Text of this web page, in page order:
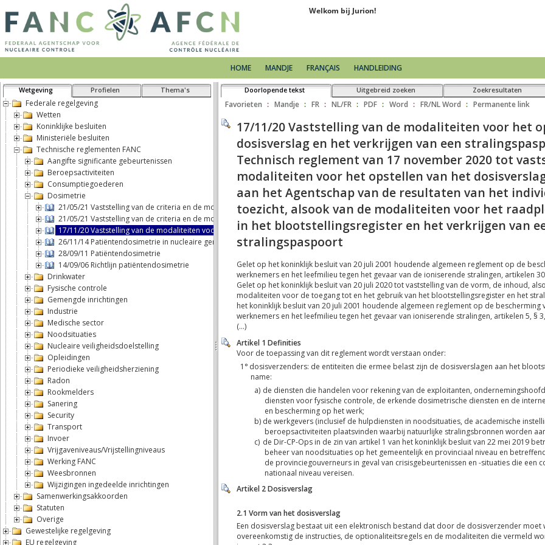
HOME MANDJE FRANÇAIS HANDLEIDING
Wetgeving Profielen Thema's
Federale regelgeving
Wetten
Koninklijke besluiten
Ministeriële besluiten
Technische reglementen FANC
Aangifte significante gebeurtenissen
Beroepsactiviteiten
Consumptiegoederen
Dosimetrie
21/05/21 Vaststelling van de criteria en de modaliteiten voor de erkenning van de dosimetrische diensten voor het uitvoeren van de externe
21/05/21 Vaststelling van de criteria en de modaliteiten voor de erkenning van de dosimetrische diensten voor het uitvoeren van
17/11/20 Vaststelling van de modaliteiten voor het opstellen van het dosisverslag en het verkrijgen van een stralingspaspoort
26/11/14 Patiëntendosimetrie in nucleaire geneeskunde
28/09/11 Patiëntendosimetrie
14/09/06 Richtlijn patiëntendosimetrie
Drinkwater
Fysische controle
Gemengde inrichtingen
Industrie
Medische sector
Noodsituaties
Nucleaire veiligheidsdoelstelling
Opleidingen
Periodieke veiligheidsherziening
Radon
Rookmelders
Sanering
Security
Transport
Invoer
Vrijgaveniveaus/Vrijstellingniveaus
Werking FANC
Weesbronnen
Wijzigingen ingedeelde inrichtingen
Samenwerkingsakkoorden
Statuten
Overige
Gewestelijke regelgeving
EU regelgeving
Doorlopende tekst Uitgebreid zoeken Zoekresultaten
Favorieten Mandje FR NL/FR PDF Word FR/NL Word Permanente link